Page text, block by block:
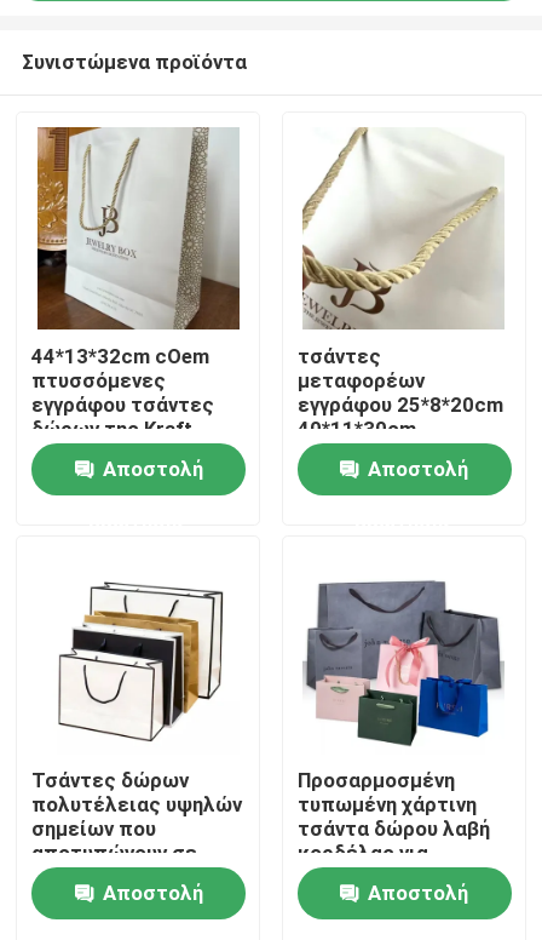
Σπίτι
Προϊόντα
Περίπου εμείς
Γύρος εργοστασίων
Ποιοτικός έλεγχος
Μας ελάτε σε επαφή με
Ειδήσεις
Συνιστώμενα προϊόντα
44*13*32cm cOem
πτυσσόμενες
εγγράφου τσάντες
δώρων της Kraft
τσαντών άσπρες
washableΑποστολή
τσάντες
μεταφορέων
εγγράφου 25*8*20cm
40*11*30cm
Washable
πτυσσόμενες
τυπωμένες
Αποστολή
Τσάντες δώρων
πολυτέλειας υψηλών
σημείων που
αποτυπώνουν σε
ανάγλυφο με το
λογότυπο συνήθειας
που τυπώνεται
Αποστολή
Προσαρμοσμένη
τυπωμένη χάρτινη
τσάντα δώρου λαβή
κορδέλας για
μπουτίκ
Αποστολή